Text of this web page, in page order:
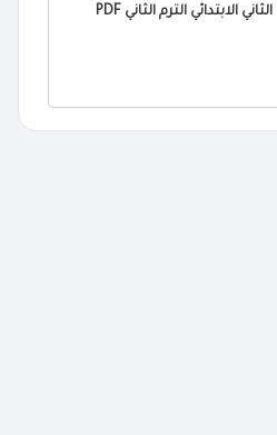
الثاني الابتدائي الترم الثاني PDF